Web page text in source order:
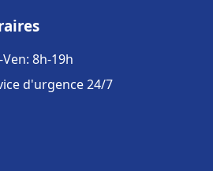
Ven: 8h-19h
d'urgence 24/7